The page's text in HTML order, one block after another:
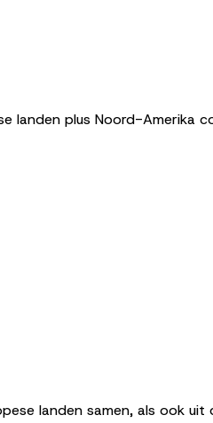
plus Noord-Amerika
landen samen, als ook